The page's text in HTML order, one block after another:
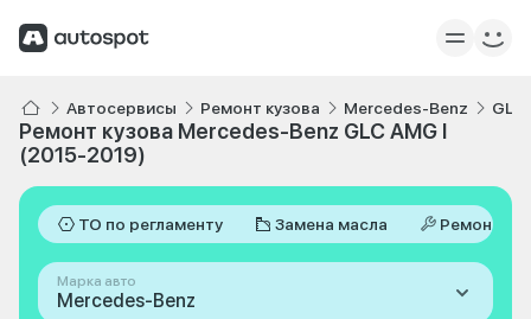
Автосервисы Ремонт кузова Mercedes-Benz GLC
Ремонт кузова Mercedes-Benz GLC AMG I
(2015-2019)
ТО по регламенту Замена масла Ремонт
Марка авто
Mercedes-Benz